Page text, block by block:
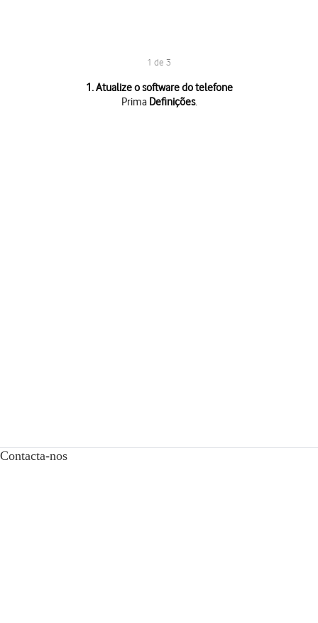
1 de 3
1. Atualize o software do telefone
Prima Definições.
Contacta-nos